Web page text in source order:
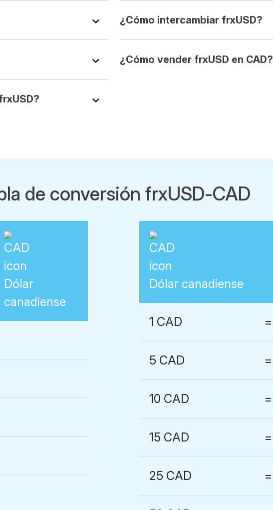
¿Cómo intercambiar frxUSD?
¿Cómo vender frxUSD en CAD?
de conversión frxUSD-CAD
Dólar
canadiense
Dólar canadiense
1 CAD =
5 CAD =
10 CAD =
15 CAD =
25 CAD =